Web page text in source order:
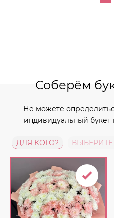
Соберём
Не можете
индивидуальный
ДЛЯ КОГО? ВЫБЕРИТЕ